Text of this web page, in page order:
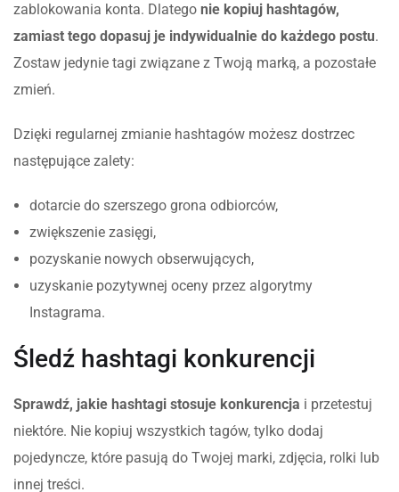
zablokowania konta. Dlatego nie kopiuj hashtagów,
zamiast tego dopasuj je indywidualnie do każdego postu.
Zostaw jedynie tagi związane z Twoją marką, a pozostałe
zmień.
Dzięki regularnej zmianie hashtagów możesz dostrzec
następujące zalety:
dotarcie do szerszego grona odbiorców,
zwiększenie zasięgi,
pozyskanie nowych obserwujących,
uzyskanie pozytywnej oceny przez algorytmy
Instagrama.
Śledź hashtagi konkurencji
Sprawdź, jakie hashtagi stosuje konkurencja i przetestuj
niektóre. Nie kopiuj wszystkich tagów, tylko dodaj
pojedyncze, które pasują do Twojej marki, zdjęcia, rolki lub
innej treści.